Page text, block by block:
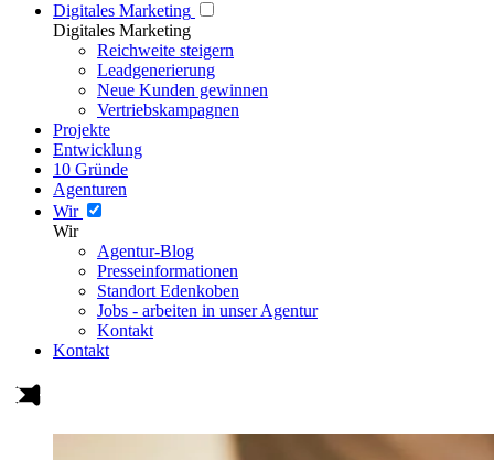
Digitales Marketing
Digitales Marketing
Reichweite steigern
Leadgenerierung
Neue Kunden gewinnen
Vertriebskampagnen
Projekte
Entwicklung
10 Gründe
Agenturen
Wir
Wir
Agentur-Blog
Presseinformationen
Standort Edenkoben
Jobs - arbeiten in unser Agentur
Kontakt
Kontakt